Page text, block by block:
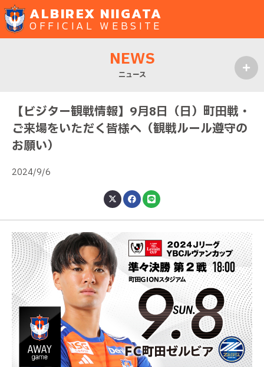
ALBIREX NIIGATA
OFFICIAL WEBSITE
NEWS
ニュース
【ビジター観戦情報】9月8日（日）町田戦・
ご来場をいただく皆様へ（観戦ルール遵守の
お願い）
2024/9/6